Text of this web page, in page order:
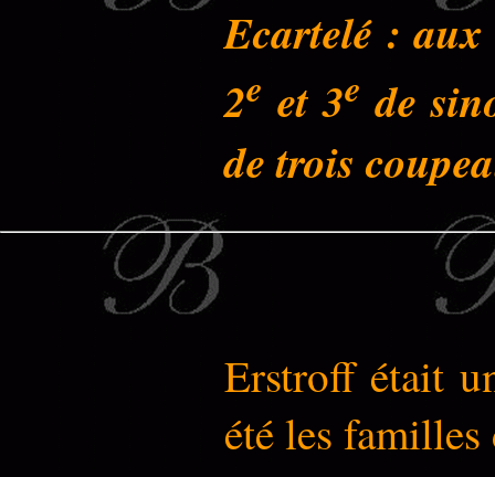
Ecartelé :
2e et 3e de
de trois
Erstroff était
été les